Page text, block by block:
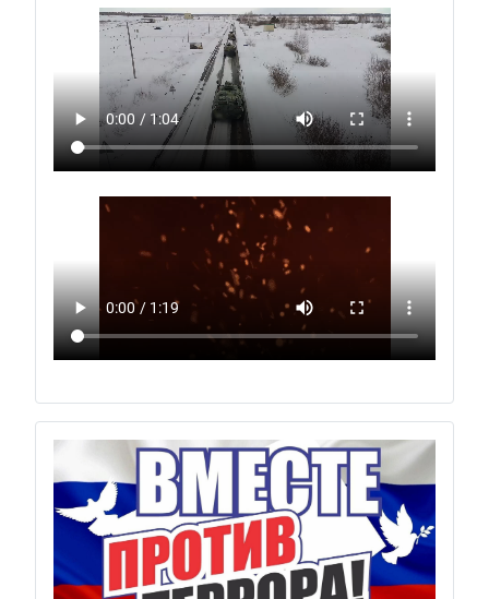
Previous Next